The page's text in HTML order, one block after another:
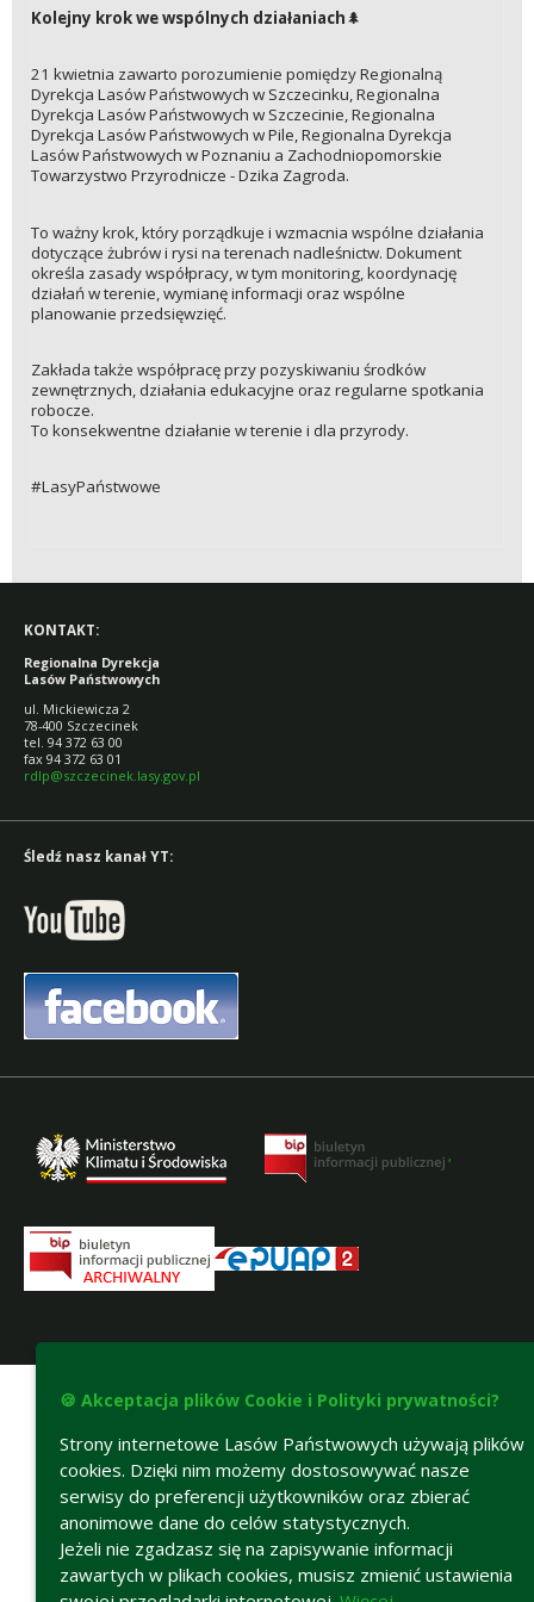
Kolejny krok we wspólnych działaniach🌲
21 kwietnia zawarto porozumienie pomiędzy Regionalną
Dyrekcja Lasów Państwowych w Szczecinku, Regionalna
Dyrekcja Lasów Państwowych w Szczecinie, Regionalna
Dyrekcja Lasów Państwowych w Pile, Regionalna Dyrekcja
Lasów Państwowych w Poznaniu a Zachodniopomorskie
Towarzystwo Przyrodnicze - Dzika Zagroda.
To ważny krok, który porządkuje i wzmacnia wspólne działania
dotyczące żubrów i rysi na terenach nadleśnictw. Dokument
określa zasady współpracy, w tym monitoring, koordynację
działań w terenie, wymianę informacji oraz wspólne
planowanie przedsięwzięć.
Zakłada także współpracę przy pozyskiwaniu środków
zewnętrznych, działania edukacyjne oraz regularne spotkania
robocze.
To konsekwentne działanie w terenie i dla przyrody.
#LasyPaństwowe
KONTAKT:
Regionalna Dyrekcja
Lasów Państwowych
ul. Mickiewicza 2
78-400 Szczecinek
tel. 94 372 63 00
fax 94 372 63 01
rdlp@szczecinek.lasy.gov.pl
Śledź nasz kanał YT:
,
Deklaracja dostępności
🍪 Akceptacja plików Cookie i Polityki prywatności?
Strony internetowe Lasów Państwowych używają plików
cookies. Dzięki nim możemy dostosowywać nasze
serwisy do preferencji użytkowników oraz zbierać
anonimowe dane do celów statystycznych.
Jeżeli nie zgadzasz się na zapisywanie informacji
zawartych w plikach cookies, musisz zmienić ustawienia